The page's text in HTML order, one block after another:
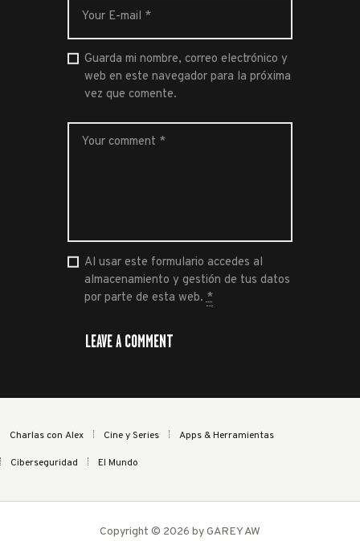
Guarda mi nombre, correo electrónico y
web en este navegador para la próxima
vez que comente.
Al usar este formulario accedes al
almacenamiento y gestión de tus datos
por parte de esta web.*
Charlas con Alex Cine y Series Apps & Herramientas
Ciberseguridad El Mundo
Copyright © 2026 by GAREY AW